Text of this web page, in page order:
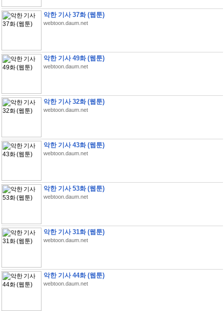
악한 기사 37화 (웹툰)
webtoon.daum.net
악한 기사 49화 (웹툰)
webtoon.daum.net
악한 기사 32화 (웹툰)
webtoon.daum.net
악한 기사 43화 (웹툰)
webtoon.daum.net
악한 기사 53화 (웹툰)
webtoon.daum.net
악한 기사 31화 (웹툰)
webtoon.daum.net
악한 기사 44화 (웹툰)
webtoon.daum.net